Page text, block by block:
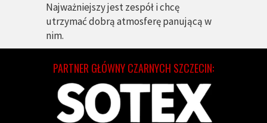
Najważniejszy jest zespół i chcę
utrzymać dobrą atmosferę panującą w
nim.
PARTNER GŁÓWNY CZARNYCH SZCZECIN: